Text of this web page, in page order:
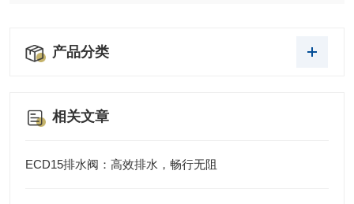
产品分类
相关文章
ECD15排水阀：高效排水，畅行无阻